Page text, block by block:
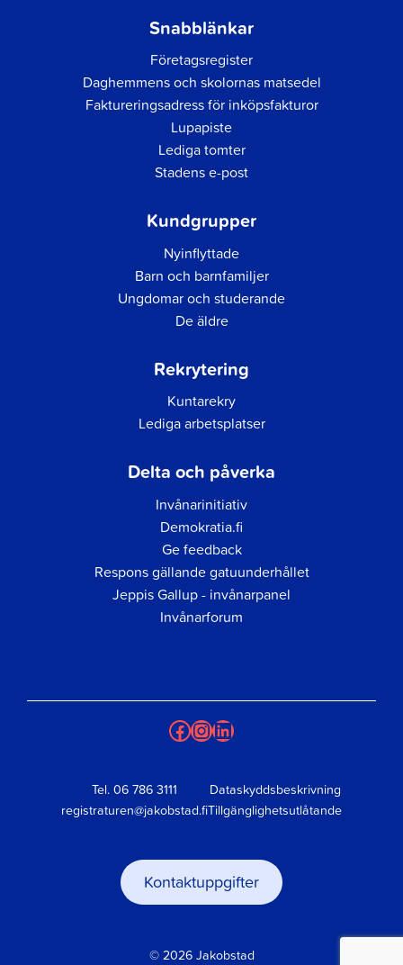
Snabblänkar
Företagsregister
Daghemmens och skolornas matsedel
Faktureringsadress för inköpsfakturor
Lupapiste
Lediga tomter
Stadens e-post
Kundgrupper
Nyinflyttade
Barn och barnfamiljer
Ungdomar och studerande
De äldre
Rekrytering
Kuntarekry
Lediga arbetsplatser
Delta och påverka
Invånarinitiativ
Demokratia.fi
Ge feedback
Respons gällande gatuunderhållet
Jeppis Gallup - invånarpanel
Invånarforum
Facebook
Instagram
LinkedIn
Tel. 06 786 3111
registraturen@jakobstad.fi
Dataskyddsbeskrivning
Tillgänglighetsutlåtande
Kontaktuppgifter
© 2026 Jakobstad